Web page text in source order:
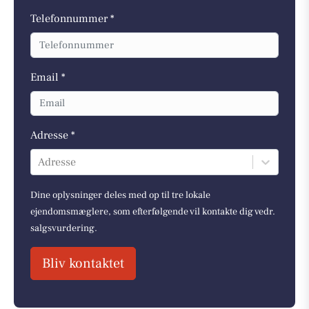
Telefonnummer *
Email *
Adresse *
Adresse
Dine oplysninger deles med op til tre lokale
ejendomsmæglere, som efterfølgende vil kontakte dig vedr.
salgsvurdering.
Bliv kontaktet